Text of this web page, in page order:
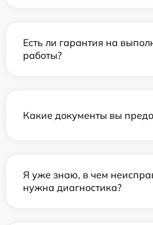
Есть ли гарантия на
работы?
Какие документы вы
Я уже знаю, в чем
нужна диагностика?